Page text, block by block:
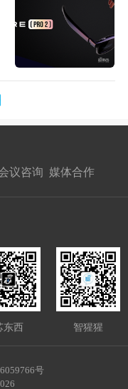
议咨询 媒体合作
接开聊
东西 智猩猩
号